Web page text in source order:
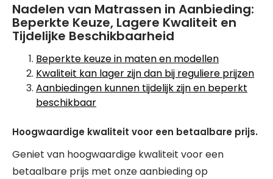
Nadelen van Matrassen in Aanbieding:
Beperkte Keuze, Lagere Kwaliteit en
Tijdelijke Beschikbaarheid
Beperkte keuze in maten en modellen
Kwaliteit kan lager zijn dan bij reguliere prijzen
Aanbiedingen kunnen tijdelijk zijn en beperkt
beschikbaar
Hoogwaardige kwaliteit voor een betaalbare prijs.
Geniet van hoogwaardige kwaliteit voor een
betaalbare prijs met onze aanbieding op